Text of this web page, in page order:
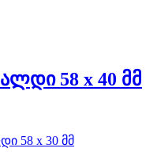
58 x 40 მმ